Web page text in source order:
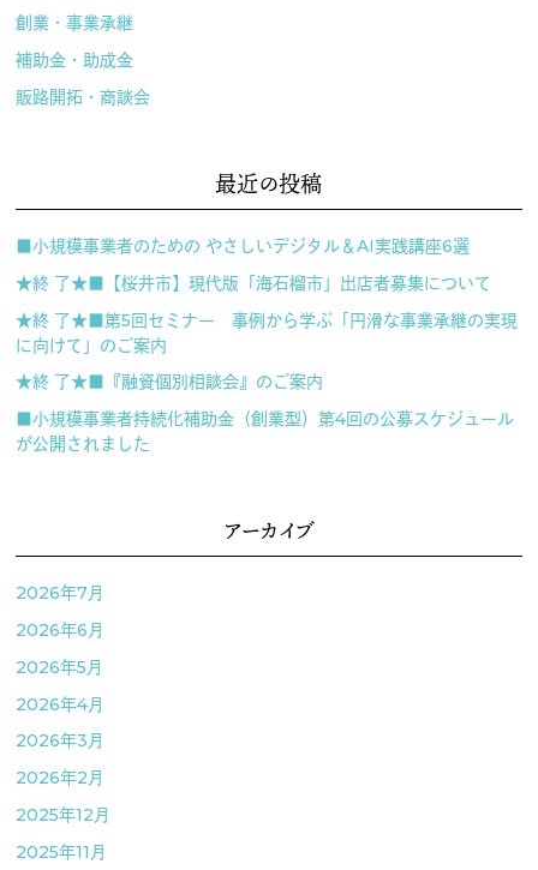
創業・事業承継
補助金・助成金
販路開拓・商談会
最近の投稿
■小規模事業者のための やさしいデジタル＆AI実践講座6選
★終 了★■【桜井市】現代版「海石榴市」出店者募集について
★終 了★■第5回セミナー 事例から学ぶ「円滑な事業承継の実現
に向けて」のご案内
★終 了★■『融資個別相談会』のご案内
■小規模事業者持続化補助金（創業型）第4回の公募スケジュール
が公開されました
アーカイブ
2026年7月
2026年6月
2026年5月
2026年4月
2026年3月
2026年2月
2025年12月
2025年11月